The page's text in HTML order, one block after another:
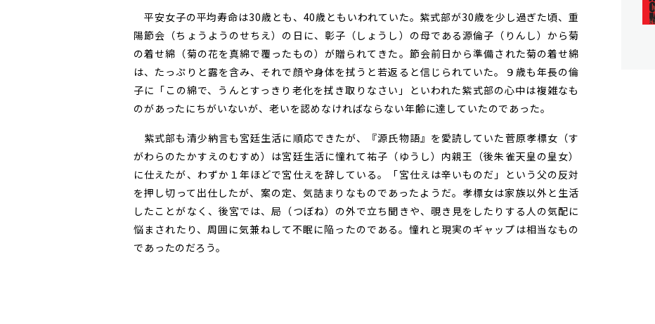
平安女子の平均寿命は30歳とも、40歳ともいわれていた。紫式部が30歳を少し過ぎた頃、重
陽節会（ちょうようのせちえ）の日に、彰子（しょうし）の母である源倫子（りんし）から菊
の着せ綿（菊の花を真綿で覆ったもの）が贈られてきた。節会前日から準備された菊の着せ綿
は、たっぷりと露を含み、それで顔や身体を拭うと若返ると信じられていた。９歳も年長の倫
子に「この綿で、うんとすっきり老化を拭き取りなさい」といわれた紫式部の心中は複雑なも
のがあったにちがいないが、老いを認めなければならない年齢に達していたのであった。
紫式部も清少納言も宮廷生活に順応できたが、『源氏物語』を愛読していた菅原孝標女（す
がわらのたかすえのむすめ）は宮廷生活に憧れて祐子（ゆうし）内親王（後朱雀天皇の皇女）
に仕えたが、わずか１年ほどで宮仕えを辞している。「宮仕えは辛いものだ」という父の反対
を押し切って出仕したが、案の定、気詰まりなものであったようだ。孝標女は家族以外と生活
したことがなく、後宮では、局（つぼね）の外で立ち聞きや、覗き見をしたりする人の気配に
悩まされたり、周囲に気兼ねして不眠に陥ったのである。憧れと現実のギャップは相当なもの
であったのだろう。